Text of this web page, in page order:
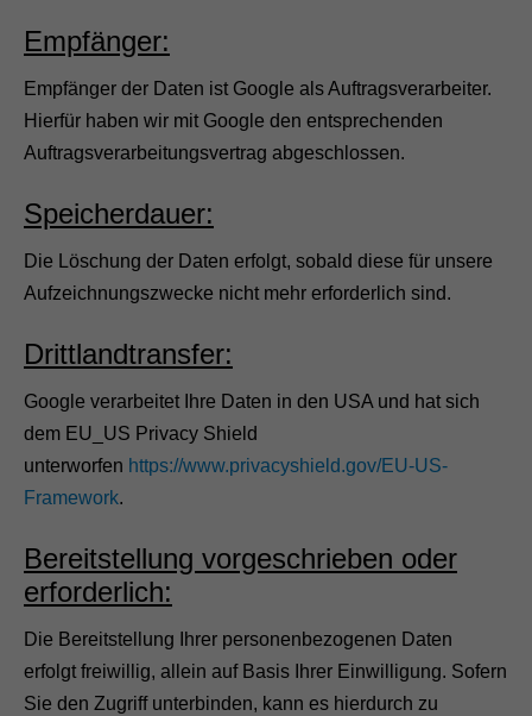
Empfänger:
Empfänger der Daten ist Google als Auftragsverarbeiter.
Hierfür haben wir mit Google den entsprechenden
Auftragsverarbeitungsvertrag abgeschlossen.
Speicherdauer:
Die Löschung der Daten erfolgt, sobald diese für unsere
Aufzeichnungszwecke nicht mehr erforderlich sind.
Drittlandtransfer:
Google verarbeitet Ihre Daten in den USA und hat sich
dem EU_US Privacy Shield
unterworfen https://www.privacyshield.gov/EU-US-
Framework.
Bereitstellung vorgeschrieben oder
erforderlich:
Die Bereitstellung Ihrer personenbezogenen Daten
erfolgt freiwillig, allein auf Basis Ihrer Einwilligung. Sofern
Sie den Zugriff unterbinden, kann es hierdurch zu